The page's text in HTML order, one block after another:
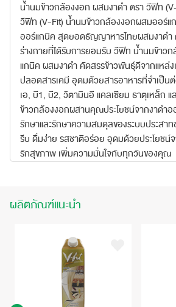
น้ำนมข้าวกล้องงอก ผสมงาดำ ตรา วีฟิท
วีฟิท (V-Fit) นํ้านมข้าวกล้องงอกผสมออร์แ
ออร์แกนิค สุดยอดธัญญาหารไทยผสมงาดำ
ร่างกายที่ได้รับการยอมรับ วีฟิท นํ้านมข้าว
แกนิค ผสมงาดำ คัดสรรข้าวพันธุ์ดีจากแหล่
ปลอดสารเคมี อุดมด้วยสารอาหารที่จำเป็น
เอ, บี1, บี2, วิตามินอี แคลเซียม ธาตุเหล็ก แ
ข้าวกล้องงอกผสานคุณประโยชน์จากงาดำ
รักษาและรักษาความสมดุลของระบบประสา
รีบ ดื่มง่าย รสชาติอร่อย อุดมด้วยประโยช
รักสุขภาพ เพิ่มความมั่นใจกับทุกวันของคุณ
ผลิตภัณฑ์แนะนำ